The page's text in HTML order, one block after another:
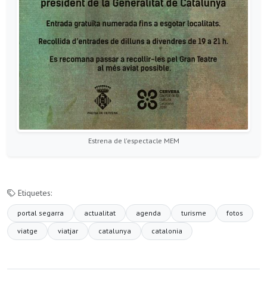
Estrena de l'espectacle MEM
Etiquetes:
portal segarra actualitat agenda turisme
fotos
viatge
viatjar catalunya catalonia